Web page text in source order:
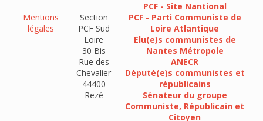
Mentions
légales
Section
PCF Sud
Loire
30 Bis
Rue des
Chevalier
44400
Rezé
PCF - Site Nantional
PCF - Parti Communiste de
Loire Atlantique
Elu(e)s communistes de
Nantes Métropole
ANECR
Député(e)s communistes et
républicains
Sénateur du groupe
Communiste, Républicain et
Citoyen